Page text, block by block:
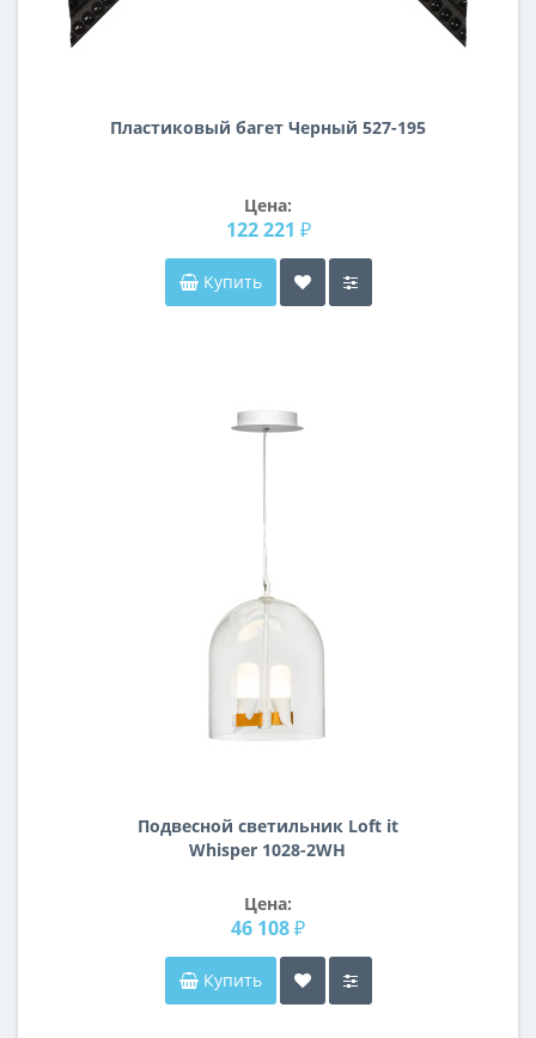
Пластиковый багет Черный 527-195
Цена:
122 221 ₽
Купить
Подвесной светильник Loft it
Whisper 1028-2WH
Цена:
46 108 ₽
Купить